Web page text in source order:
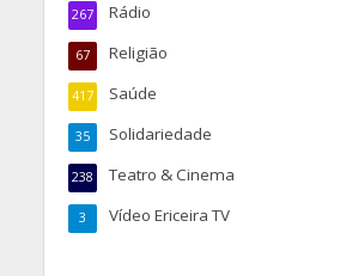
Rádio
267
Religião
67
Saúde
417
Solidariedade
35
Teatro & Cinema
238
Vídeo Ericeira TV
3